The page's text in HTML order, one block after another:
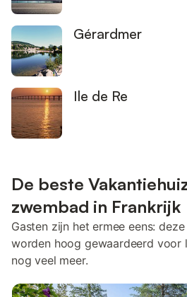
Gérardmer
Ile de Re
De beste
zwembad in Frankrijk
Gasten zijn het ermee eens:
worden hoog gewaardeerd voor
nog veel meer.